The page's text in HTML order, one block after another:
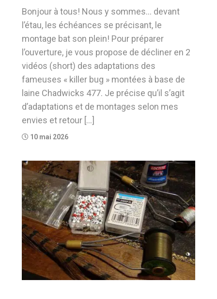
Bonjour à tous! Nous y sommes… devant
l’étau, les échéances se précisant, le
montage bat son plein! Pour préparer
l’ouverture, je vous propose de décliner en 2
vidéos (short) des adaptations des
fameuses « killer bug » montées à base de
laine Chadwicks 477. Je précise qu’il s’agit
d’adaptations et de montages selon mes
envies et retour […]
10 mai 2026